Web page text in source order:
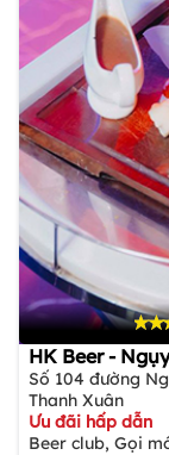
HK Beer -
Số 104 đường
Thanh Xuân
Ưu đãi hấp dẫn
Beer club, Gọi